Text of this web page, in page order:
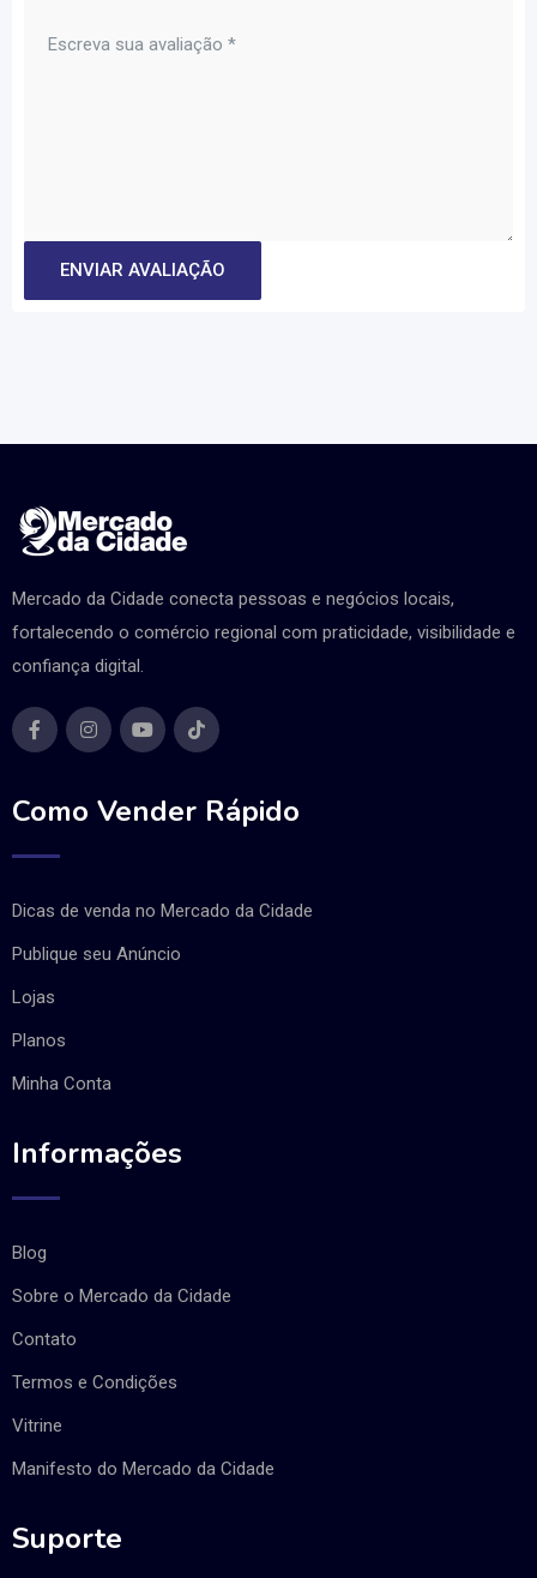
Mercado da Cidade conecta pessoas e negócios locais,
fortalecendo o comércio regional com praticidade, visibilidade e
confiança digital.
Como Vender Rápido
Dicas de venda no Mercado da Cidade
Publique seu Anúncio
Lojas
Planos
Minha Conta
Informações
Blog
Sobre o Mercado da Cidade
Contato
Termos e Condições
Vitrine
Manifesto do Mercado da Cidade
Suporte